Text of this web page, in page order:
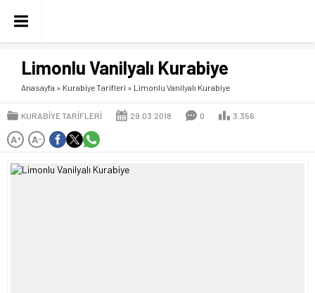
Limonlu Vanilyalı Kurabiye
Anasayfa » Kurabiye Tarifleri » Limonlu Vanilyalı Kurabiye
KURABIYE TARIFLERI 29.03.2018 0 3.356
A+ A-